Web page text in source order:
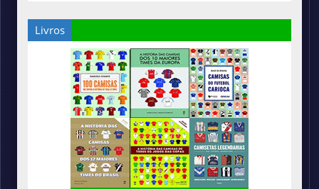
Livros